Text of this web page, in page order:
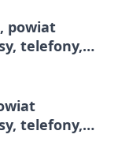
powiat
telefony,
telefony,